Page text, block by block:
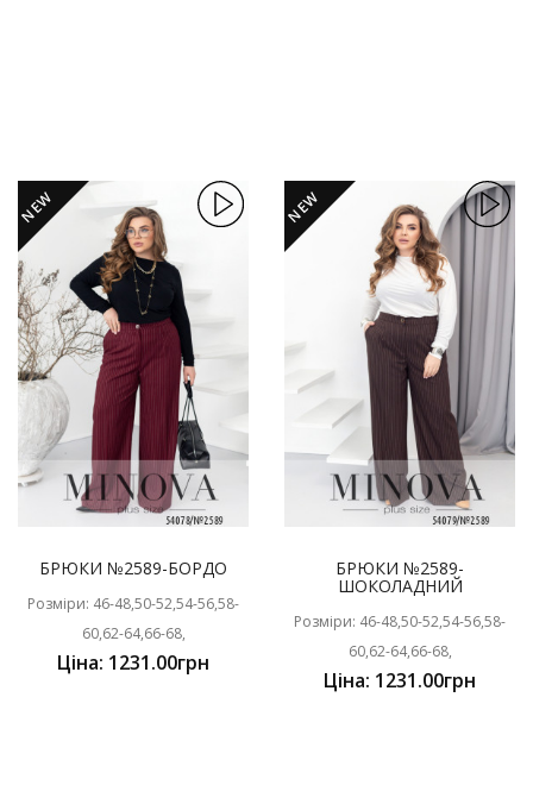
NEW
БРЮКИ №2589-БОРДО
Розміри: 46-48,50-52,54-56,58-
60,62-64,66-68,
Ціна: 1231.00грн
NEW
БРЮКИ №2589-
ШОКОЛАДНИЙ
Розміри: 46-48,50-52,54-56,58-
60,62-64,66-68,
Ціна: 1231.00грн